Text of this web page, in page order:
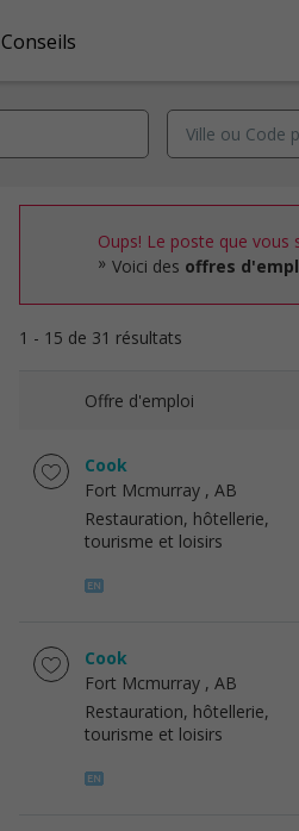
Conseils
Oups! Le poste que vous
Voici des offres
1 - 15 de 31 résultats
Offre d'emploi
Cook
Fort Mcmurray , AB
Restauration, hôtellerie,
tourisme et loisirs
Cook
Fort Mcmurray , AB
Restauration, hôtellerie,
tourisme et loisirs